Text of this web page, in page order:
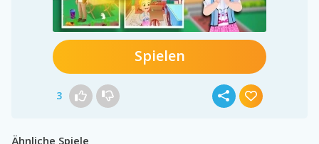
Spielen
3
Ähnliche Spiele